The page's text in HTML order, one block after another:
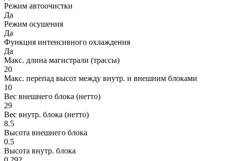
Режим автоочистки
Да
Режим осушения
Да
Функция интенсивного охлаждения
Да
Макс. длина магистрали (трассы)
20
Макс. перепад высот между внутр. и внешним блоками
10
Вес внешнего блока (нетто)
29
Вес внутр. блока (нетто)
8.5
Высота внешнего блока
0.5
Высота внутр. блока